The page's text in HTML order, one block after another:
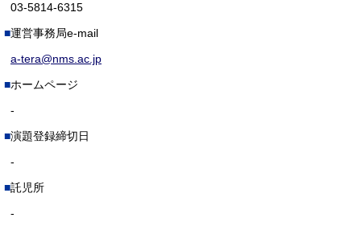
03-5814-6315
運営事務局e-mail
a-tera@nms.ac.jp
ホームページ
-
演題登録締切日
-
託児所
-